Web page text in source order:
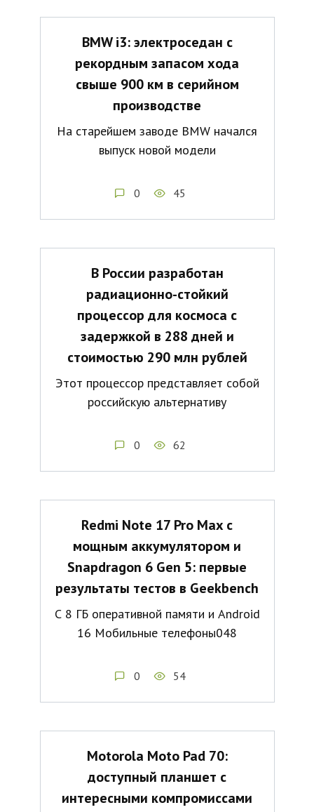
BMW i3: электроседан с
рекордным запасом хода
свыше 900 км в серийном
производстве
На старейшем заводе BMW начался
выпуск новой модели
0 45
В России разработан
радиационно-стойкий
процессор для космоса с
задержкой в 288 дней и
стоимостью 290 млн рублей
Этот процессор представляет собой
российскую альтернативу
0 62
Redmi Note 17 Pro Max с
мощным аккумулятором и
Snapdragon 6 Gen 5: первые
результаты тестов в Geekbench
С 8 ГБ оперативной памяти и Android
16 Мобильные телефоны048
0 54
Motorola Moto Pad 70:
доступный планшет с
интересными компромиссами